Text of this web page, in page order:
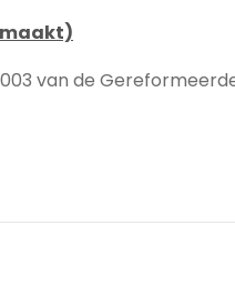
van de